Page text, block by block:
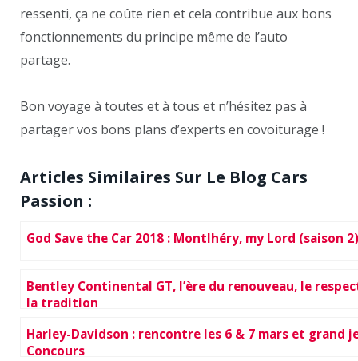
ressenti, ça ne coûte rien et cela contribue aux bons
fonctionnements du principe même de l’auto
partage.
Bon voyage à toutes et à tous et n’hésitez pas à
partager vos bons plans d’experts en covoiturage !
Articles Similaires Sur Le Blog Cars
Passion :
God Save the Car 2018 : Montlhéry, my Lord (saison 2)
Bentley Continental GT, l’ère du renouveau, le
la tradition
Harley-Davidson : rencontre les 6 & 7 mars et grand
Concours